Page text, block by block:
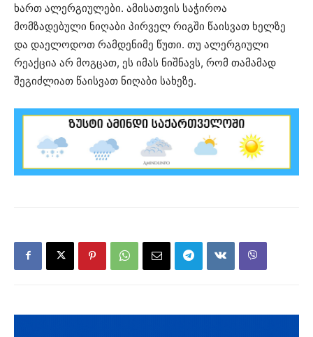
ხართ ალერგიულები. ამისათვის საჭიროა
მომზადებული ნიღაბი პირველ რიგში წაისვათ ხელზე
და დაელოდოთ რამდენიმე წუთი. თუ ალერგიული
რეაქცია არ მოგცათ, ეს იმას ნიშნავს, რომ თამამად
შეგიძლიათ წაისვათ ნიღაბი სახეზე.